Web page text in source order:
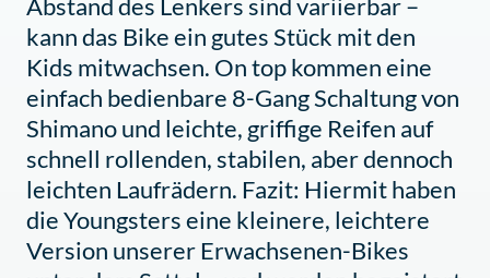
kann das Bike ein gutes Stück mit den
Kids mitwachsen. On top kommen eine
einfach bedienbare 8-Gang Schaltung von
Shimano und leichte, griffige Reifen auf
schnell rollenden, stabilen, aber dennoch
leichten Laufrädern. Fazit: Hiermit haben
die Youngsters eine kleinere, leichtere
Version unserer Erwachsenen-Bikes